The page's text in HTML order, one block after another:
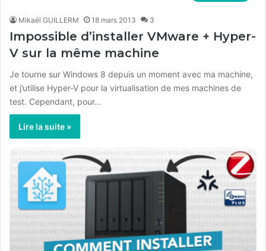
Mikaël GUILLERM 18 mars 2013 3
Impossible d’installer VMware + Hyper-
V sur la même machine
Je tourne sur Windows 8 depuis un moment avec ma machine,
et j’utilise Hyper-V pour la virtualisation de mes machines de
test. Cependant, pour…
Lire la suite »